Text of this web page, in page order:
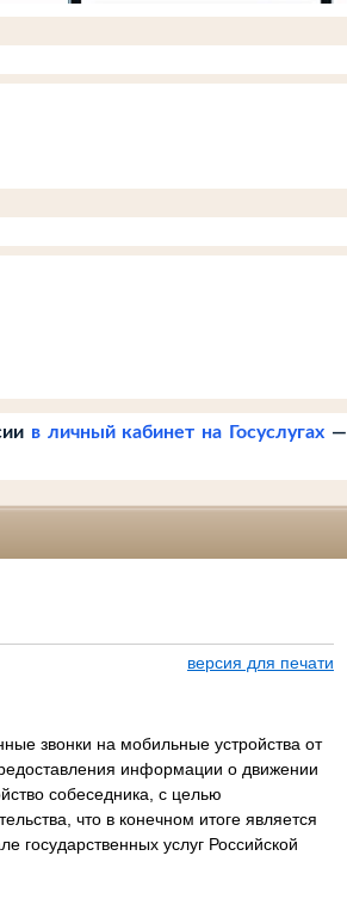
в личный кабинет на Госуслугах —
версия для печати
звонки на мобильные устройства от
информации о движении
собеседника, с целью
что в конечном итоге является
государственных услуг Российской